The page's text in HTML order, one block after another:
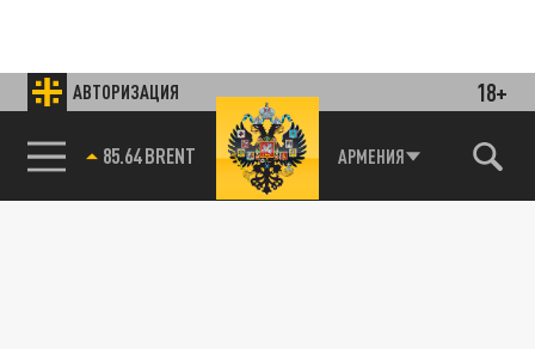
АВТОРИЗАЦИЯ 18+
85.64 BRENT АРМЕНИЯ